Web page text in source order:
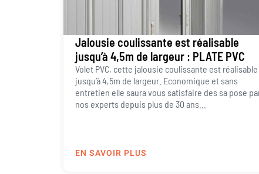
Jalousie coulissante est réalisable
jusqu’à 4,5m de largeur : PLATE PVC
Volet PVC, cette jalousie coulissante est réalisable
jusqu’à 4,5m de largeur. Economique et sans
entretien elle saura vous satisfaire des sa pose
nos experts depuis plus de 30 ans...
EN SAVOIR PLUS